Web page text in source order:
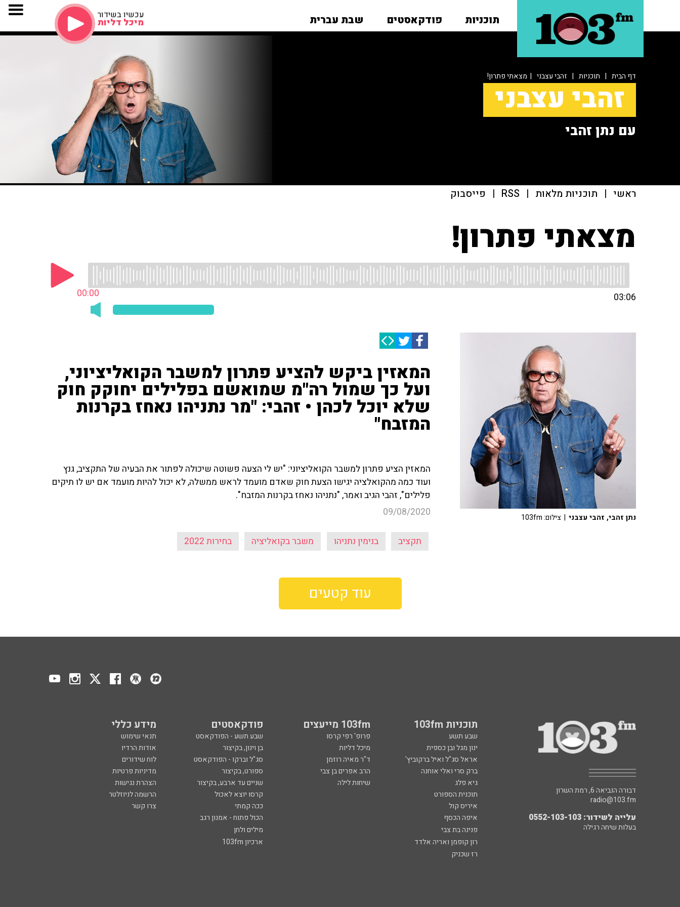
תוכניות פודקאסטים שבת עברית עכשיו בשידור
מיכל דליות
דף הבית | תוכניות | זהבי עצבני | מצאתי פתרון!
זהבי עצבני
עם נתן זהבי
ראשי | תוכניות מלאות |
RSS
| פייסבוק
מצאתי פתרון!
00:00 03:06
המאזין ביקש להציע פתרון למשבר הקואליציוני,
ועל כך שמול רה"מ שמואשם בפלילים יחוקק חוק
שלא יוכל לכהן • זהבי: "מר נתניהו נאחז בקרנות
המזבח"
המאזין הציע פתרון למשבר הקואליציוני: "יש לי הצעה פשוטה שיכולה לפתור את הבעיה של התקציב, גנץ
ועוד כמה מהקואלציה יגישו הצעת חוק שאדם מועמד לראש ממשלה, לא יכול להיות מועמד אם יש לו תיקים
פלילים", זהבי הגיב ואמר, "נתניהו נאחז בקרנות המזבח".
09/08/2020
תקציב בנימין נתניהו משבר בקואליציה בחירות 2022
נתן זהבי, זהבי עצבני | צילום: 103fm
עוד קטעים
תוכניות 103fm 103fm מייעצים פודקאסטים מידע כללי
שבע תשע פרופ' רפי קרסו שבע תשע - הפודקאסט
תנאי שימוש
ינון מגל ובן כספית
מיכל דליות בן וינון, בקיצור
אודות הרדיו
אראל סג"ל ואיל ברקוביץ'
ד"ר מאיה רוזמן סג"ל וברקו - הפודקאסט
לוח שידורים
ברק סרי ואלי אוחנה
הרב אפרים בן צבי ספורט, בקיצור
מדיניות פרטיות
גיא פלג
שיחות לילה שניים עד ארבע, בקיצור
הצהרת נגישות
תוכנית הספורט
קרסו יוצא לאכול
הרשמה לניוזלטר
איריס קול
ככה קמתי
צרו קשר
איפה הכסף
הכול פתוח - אמנון רגב
פנינה בת צבי
מילים ולחן
רון קופמן ואריה אלדד
ארכיון 103fm
רז שכניק
דבורה הנביאה 6, רמת השרון
radio@103.fm
עלייה לשידור: 0552-103-103
בעלות שיחה רגילה